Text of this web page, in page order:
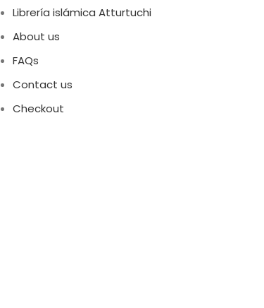
Librería islámica Atturtuchi
About us
FAQs
Contact us
Checkout